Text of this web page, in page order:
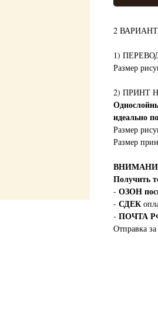
2
1)
Размер
2) ПРИНТ
идеально
Размер
Размер
Получить
- ОЗОН
- СДЕК
- ПОЧТА
Отправка